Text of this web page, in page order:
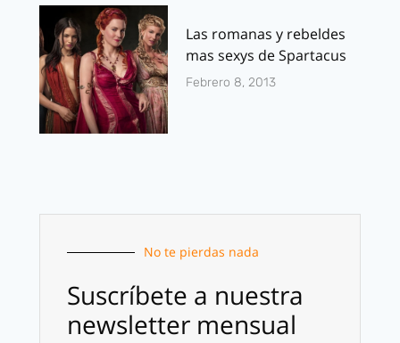
Las romanas y rebeldes
mas sexys de Spartacus
Febrero 8, 2013
No te pierdas nada
Suscríbete a nuestra
newsletter mensual